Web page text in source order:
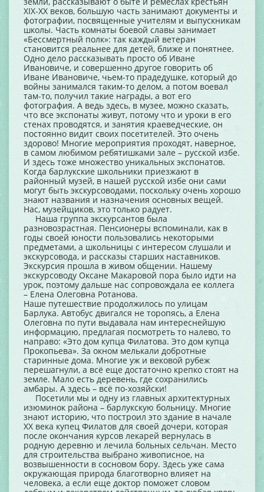
XIX-XX веков, большую часть занимают документы и
фотографии, посвященные учителям и выпускникам
школы. Часть комнаты боевой славы занимает
«Бессмертный полк»: так каждый ветеран
становится реальнее для детей, ближе и понятнее.
Одно дело рассказывать просто об Иване
Ивановиче, и совершенно другое говорить об
Иване Ивановиче, чьем-то прадедушке, который до
войны занимался таким-то делом, а потом воевал
там-то, получил такие награды, а вот его
фотография. А ведь здесь, в музее, можно сказать,
что все экспонаты живут, потому что и уроки в его
стенах проводятся, и занятия краеведческие, он
постоянно видит своих посетителей. Это очень
здорово! Многие мероприятия проходят, наверное,
в самом любимом ребятишками зале – русской избе.
И здесь тоже множество уникальных экспонатов.
Когда барлукские школьники приезжают в
районный музей, в нашей русской избе они сами
могут быть экскурсоводами, поскольку очень хорошо
знают названия и назначения основных вещей.
Нас, музейщиков, это только радует.
Наша группа экскурсантов была
разновозрастная. Пенсионеры вспоминали, как в
годы своей юности пользовались некоторыми
предметами, а школьницы с интересом слушали и
экскурсовода, и рассказы старших наставников.
Экскурсия прошла в живом общении. Нашему
экскурсоводу Оксане Макаровой пора было идти на
урок, поэтому дальше нас сопровождала ее коллега
– Елена Олеговна Ротанова.
Наше путешествие продолжилось по улицам
Барлука. Автобус двигался не торопясь, а Елена
Олеговна по пути выдавала нам интереснейшую
информацию, предлагая посмотреть то налево, то
направо: «Это дом купца Филатова. Это дом купца
Прокопьева». За окном мелькали добротные
старинные дома. Многие уж и вековой рубеж
перешагнули, а всё еще достаточно крепко стоят на
земле. Мало есть деревень, где сохранились
амбары. А здесь – всё по-хозяйски!
Посетили мы и одну из главных архитектурных
изюминок района – барлукскую больницу. Многие
знают историю, что построил это здание в начале
ХХ века купец Филатов для своей дочери, которая
после окончания курсов лекарей вернулась в
родную деревню и лечила больных сельчан. Место
для строительства выбрано живописное, на
возвышенности в сосновом бору. Здесь уже сама
окружающая природа благотворно влияет на
человека, а если еще доктор поможет словом